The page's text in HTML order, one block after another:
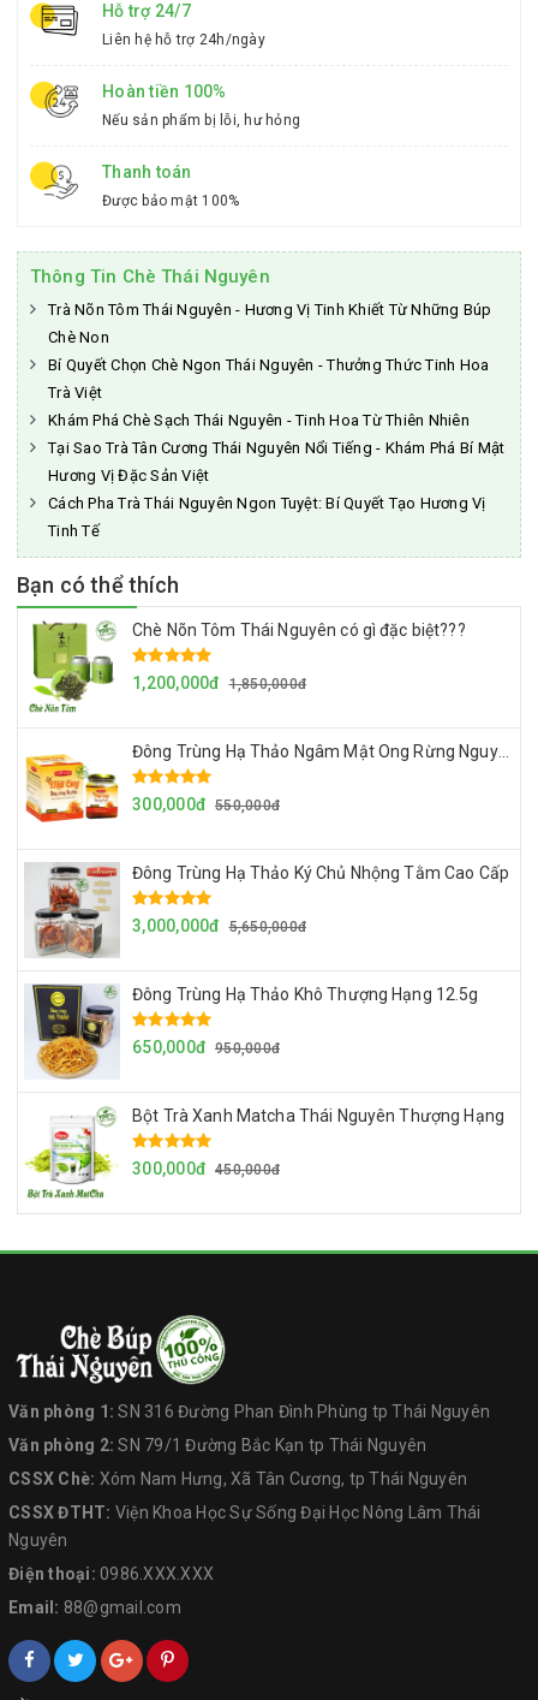
Hỗ trợ 24/7
Liên hệ hỗ trợ 24h/ngày
Hoàn tiền 100%
Nếu sản phẩm bị lỗi, hư hỏng
Thanh toán
Được bảo mật 100%
Thông Tin Chè Thái Nguyên
Trà Nõn Tôm Thái Nguyên - Hương Vị Tinh Khiết Từ Những Búp
Chè Non
Bí Quyết Chọn Chè Ngon Thái Nguyên - Thưởng Thức Tinh Hoa
Trà Việt
Khám Phá Chè Sạch Thái Nguyên - Tinh Hoa Từ Thiên Nhiên
Tại Sao Trà Tân Cương Thái Nguyên Nổi Tiếng - Khám Phá Bí Mật
Hương Vị Đặc Sản Việt
Cách Pha Trà Thái Nguyên Ngon Tuyệt: Bí Quyết Tạo Hương Vị
Tinh Tế
Bạn có thể thích
Chè Nõn Tôm Thái Nguyên có gì đặc biệt???
1,200,000đ 1,850,000đ
Đông Trùng Hạ Thảo Ngâm Mật Ong Rừng Nguyên Chất
300,000đ 550,000đ
Đông Trùng Hạ Thảo Ký Chủ Nhộng Tằm Cao Cấp
3,000,000đ 5,650,000đ
Đông Trùng Hạ Thảo Khô Thượng Hạng 12.5g
650,000đ 950,000đ
Bột Trà Xanh Matcha Thái Nguyên Thượng Hạng
300,000đ 450,000đ
Văn phòng 1:SN 316 Đường Phan Đình Phùng tp Thái Nguyên
Văn phòng 2:SN 79/1 Đường Bắc Kạn tp Thái Nguyên
CSSX Chè: Xóm Nam Hưng, Xã Tân Cương, tp Thái Nguyên
CSSX ĐTHT: Viện Khoa Học Sự Sống Đại Học Nông Lâm Thái
Nguyên
Điện thoại: 0986.XXX.XXX
Email: 88@gmail.com